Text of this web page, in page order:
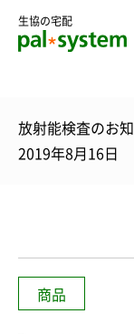
生協の宅配
放射能検査のお
2019年8月16日
商品